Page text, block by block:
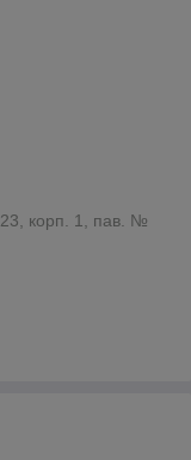
корп. 1, пав. №